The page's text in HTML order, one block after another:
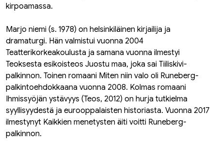
kirpoamassa.
Marjo niemi (s. 1978) on helsinkiläinen kirjailija ja
dramaturgi. Hän valmistui vuonna 2004
Teatterikorkeakoulusta ja samana vuonna ilmestyi
Teoksesta esikoisteos Juostu maa, joka sai Tiiliskivi-
palkinnon. Toinen romaani Miten niin valo oli Runeberg-
palkintoehdokkaana vuonna 2008. Kolmas romaani
Ihmissyöjän ystävyys (Teos, 2012) on hurja tutkielma
syyllisyydestä ja eurooppalaisten historiasta. Vuonna 2017
ilmestynyt Kaikkien menetysten äiti voitti Runeberg-
palkinnon.